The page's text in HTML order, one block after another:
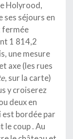
Holyrood,
ses séjours en
fermée
1 814,2
une mesure
axe (les rues
, sur la carte)
y croiserez
deux en
est bordée par
le coup . Au